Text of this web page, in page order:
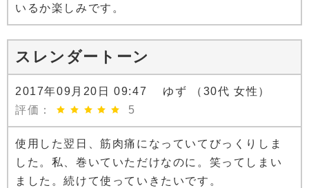
いるか楽しみです。
スレンダートーン
2017年09月20日 09:47 ゆず （30代 女性）
評価：
5
使用した翌日、筋肉痛になっていてびっくりしま
した。私、巻いていただけなのに。笑ってしまい
ました。続けて使っていきたいです。